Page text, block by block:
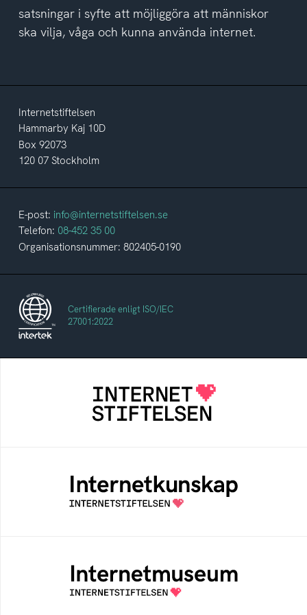
satsningar i syfte att möjliggöra att människor
ska vilja, våga och kunna använda internet.
Internetstiftelsen
Hammarby Kaj 10D
Box 92073
120 07 Stockholm
E-post: info@internetstiftelsen.se
Telefon: 08-452 35 00
Organisationsnummer: 802405-0190
Certifierade enligt ISO/IEC
27001:2022
Internetstiftelsen verkar för ett internet som
bidrar positivt till människan och samhället
Samlad kunskap som hjälper dig att bli en
säker och medveten internetanvändare
Ett digitalt museum som byggts, och kureras
av Internetstiftelsen